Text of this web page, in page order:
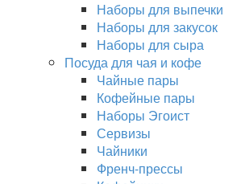
Наборы для выпечки
Наборы для закусок
Наборы для сыра
Посуда для чая и кофе
Чайные пары
Кофейные пары
Наборы Эгоист
Сервизы
Чайники
Френч-прессы